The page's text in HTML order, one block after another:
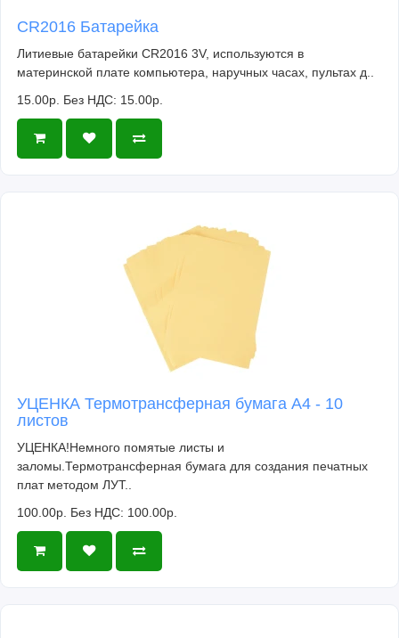
CR2016 Батарейка
Литиевые батарейки CR2016 3V, используются в
материнской плате компьютера, наручных часах, пультах д..
15.00р. Без НДС: 15.00р.
УЦЕНКА Термотрансферная бумага А4 - 10
листов
УЦЕНКА!Немного помятые листы и
заломы.Термотрансферная бумага для создания печатных
плат методом ЛУТ..
100.00р. Без НДС: 100.00р.